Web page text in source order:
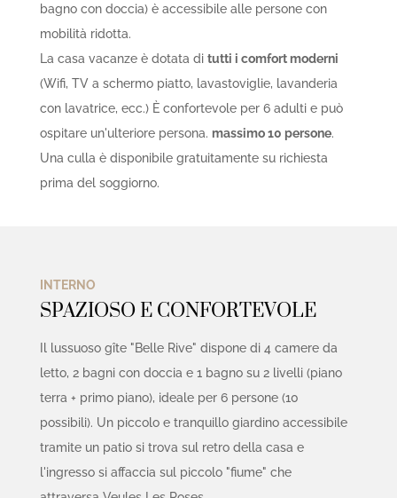
bagno con doccia) è accessibile alle persone con
mobilità ridotta.
La casa vacanze è dotata di tutti i comfort moderni
(Wifi, TV a schermo piatto, lavastoviglie, lavanderia
con lavatrice, ecc.) È confortevole per 6 adulti e può
ospitare un'ulteriore persona. massimo 10 persone.
Una culla è disponibile gratuitamente su richiesta
prima del soggiorno.
INTERNO
SPAZIOSO E CONFORTEVOLE
Il lussuoso gîte "Belle Rive" dispone di 4 camere da
letto, 2 bagni con doccia e 1 bagno su 2 livelli (piano
terra + primo piano), ideale per 6 persone (10
possibili). Un piccolo e tranquillo giardino accessibile
tramite un patio si trova sul retro della casa e
l'ingresso si affaccia sul piccolo "fiume" che